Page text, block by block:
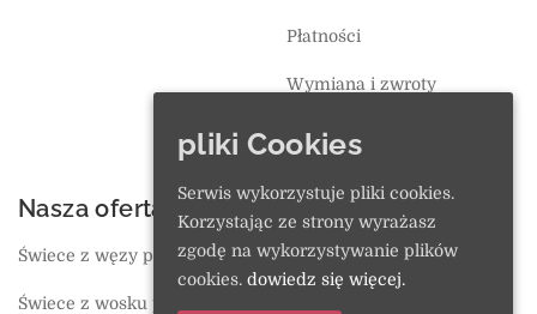
Płatności
Wymiana i zwroty
Regulamin
Nasza oferta
Świece z węzy pszczelej
Świece z wosku pszczelego
O sklepie
Ulubione
pliki Cookies
Serwis wykorzystuje pliki cookies.
Korzystając ze strony wyrażasz
zgodę na wykorzystywanie plików
cookies. dowiedz się więcej.